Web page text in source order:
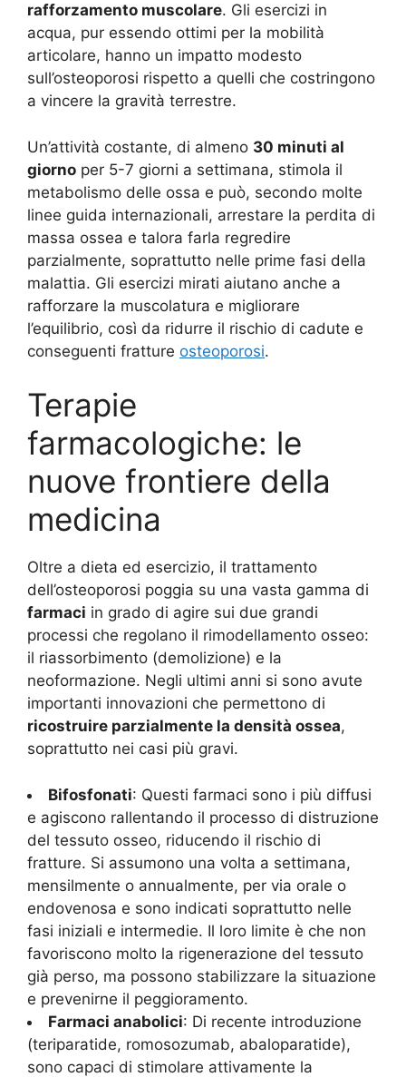
rafforzamento muscolare. Gli esercizi in
acqua, pur essendo ottimi per la mobilità
articolare, hanno un impatto modesto
sull’osteoporosi rispetto a quelli che costringono
a vincere la gravità terrestre.
Un’attività costante, di almeno 30 minuti al
giorno per 5-7 giorni a settimana, stimola il
metabolismo delle ossa e può, secondo molte
linee guida internazionali, arrestare la perdita di
massa ossea e talora farla regredire
parzialmente, soprattutto nelle prime fasi della
malattia. Gli esercizi mirati aiutano anche a
rafforzare la muscolatura e migliorare
l’equilibrio, così da ridurre il rischio di cadute e
conseguenti fratture osteoporosi.
Terapie
farmacologiche: le
nuove frontiere della
medicina
Oltre a dieta ed esercizio, il trattamento
dell’osteoporosi poggia su una vasta gamma di
farmaci in grado di agire sui due grandi
processi che regolano il rimodellamento osseo:
il riassorbimento (demolizione) e la
neoformazione. Negli ultimi anni si sono avute
importanti innovazioni che permettono di
ricostruire parzialmente la densità ossea,
soprattutto nei casi più gravi.
Bifosfonati: Questi farmaci sono i più diffusi
e agiscono rallentando il processo di distruzione
del tessuto osseo, riducendo il rischio di
fratture. Si assumono una volta a settimana,
mensilmente o annualmente, per via orale o
endovenosa e sono indicati soprattutto nelle
fasi iniziali e intermedie. Il loro limite è che non
favoriscono molto la rigenerazione del tessuto
già perso, ma possono stabilizzare la situazione
e prevenirne il peggioramento.
Farmaci anabolici: Di recente introduzione
(teriparatide, romosozumab, abaloparatide),
sono capaci di stimolare attivamente la